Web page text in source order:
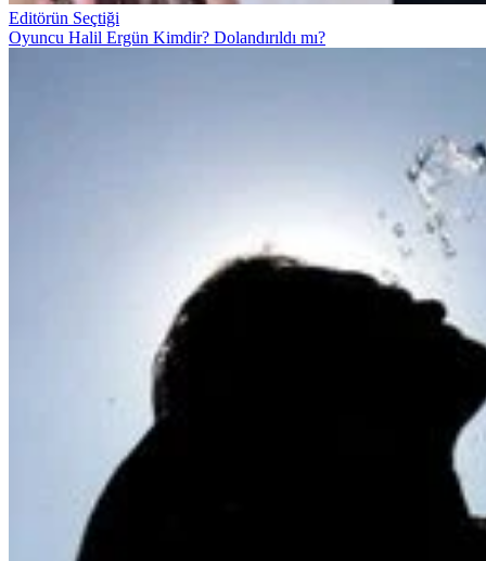
Editörün Seçtiği
Oyuncu Halil Ergün Kimdir? Dolandırıldı mı?